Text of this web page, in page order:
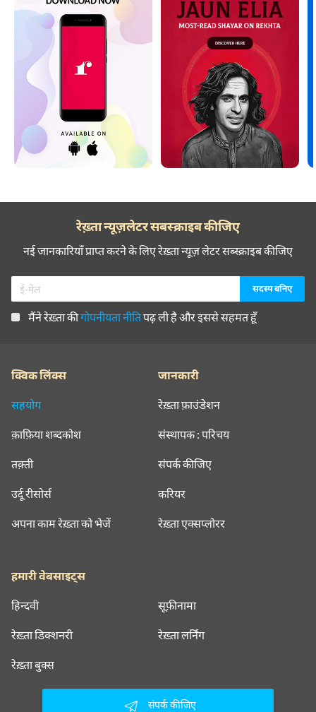
रेख़्ता न्यूज़लेटर सबस्क्राइब कीजिए
नई जानकारियाँ प्राप्त करने के लिए रेख़्ता न्यूज़ लेटर सब्स्क्राइब कीजिए
मैंने रेख़्ता कीगोपनीयता नीतिपढ़ ली है और इससे सहमत हूँ
क्विक लिंक्स
सहयोग
क़ाफ़िया शब्दकोश
तक़्ती
उर्दू रीसोर्स
अपना काम रेख़्ता को भेजें
जानकारी
रेख़्ता फ़ाउंडेशन
संस्थापक : परिचय
संपर्क कीजिए
करियर
रेख़्ता एक्सप्लोरर
हमारी वेबसाइट्स
हिन्दवी सूफ़ीनामा
रेख़्ता डिक्शनरी रेख़्ता लर्निंग
रेख़्ता बुक्स
संपर्क कीजिए